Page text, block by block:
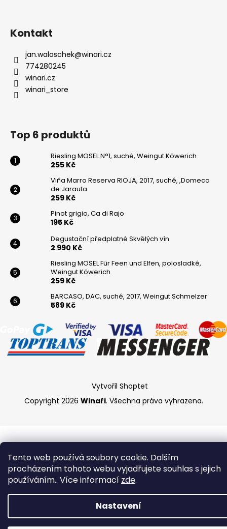
Tento web používá soubory cookie. Dalším
procházením tohoto webu vyjadřujete souhlas s jejich
používáním.. Více informací zde.
Nastavení
Kontakt
jan.waloschek@winari.cz
774280245
winari.cz
winari_store
Top 6 produktů
Riesling MOSEL N°1, suché, Weingut Köwerich
255 Kč
Viňa Marro Reserva RIOJA, 2017, suché, ,Domeco
de Jarauta
259 Kč
Pinot grigio, Ca di Rajo
195 Kč
Degustační předplatné Skvělých vín
2 990 Kč
Riesling MOSEL Für Feen und Elfen, polosladké,
Weingut Köwerich
259 Kč
BARCASO, DAC, suché, 2017, Weingut Schmelzer
589 Kč
Vytvořil Shoptet
Copyright 2026 Winaři. Všechna práva vyhrazena.